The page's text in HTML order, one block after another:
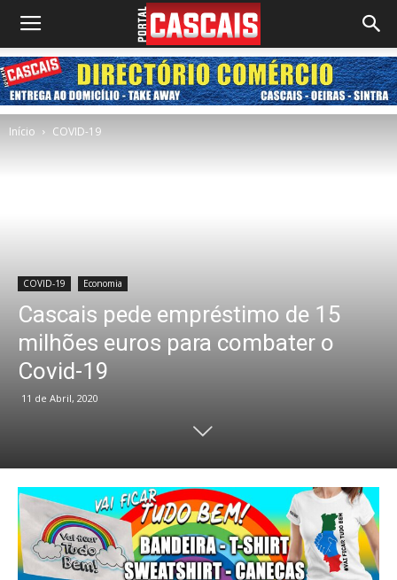
Início COVID-19
COVID-19 Economia
Cascais pede empréstimo de 15
milhões euros para combater o
Covid-19
11 de Abril, 2020